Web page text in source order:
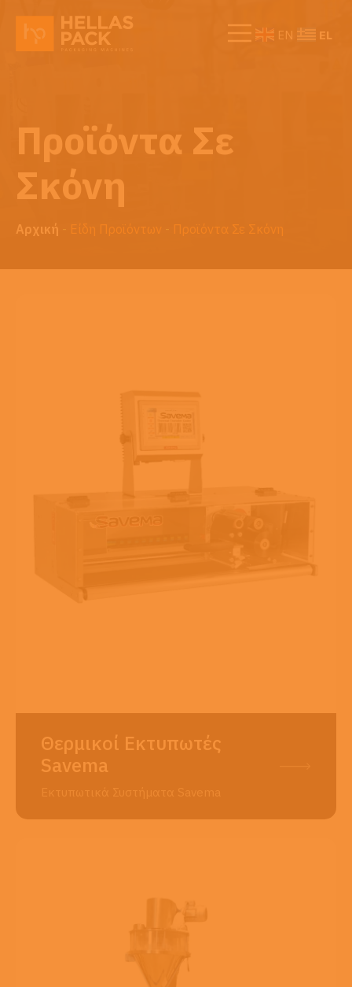
EN EL
Προϊόντα Σε
Σκόνη
Αρχική - Είδη Προϊόντων - Προϊόντα Σε Σκόνη
Θερμικοί Εκτυπωτές
Savema